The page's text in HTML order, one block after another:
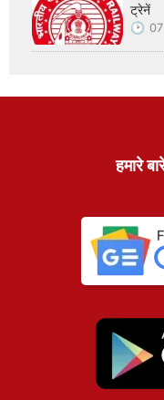
ट्रेनें
हमारे